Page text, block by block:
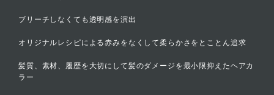
ブリーチしなくても透明感を演出
オリジナルレシピによる赤みをなくして柔らかさをとことん追求
髪質、素材、履歴を大切にして髪のダメージを最小限抑えたヘアカ
ラー